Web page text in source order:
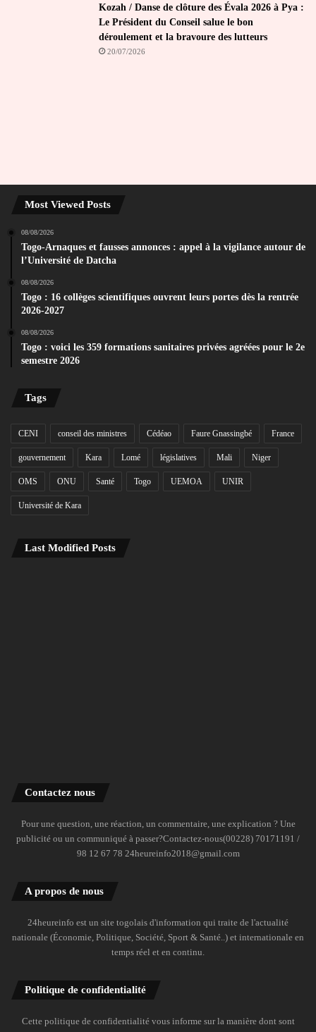
Kozah / Danse de clôture des Évala 2026 à Pya :
Le Président du Conseil salue le bon
déroulement et la bravoure des lutteurs
20/07/2026
Most Viewed Posts
08/08/2026
Togo-Arnaques et fausses annonces : appel à la vigilance autour de
l’Université de Datcha
08/08/2026
Togo : 16 collèges scientifiques ouvrent leurs portes dès la rentrée
2026-2027
08/08/2026
Togo : voici les 359 formations sanitaires privées agréées pour le 2e
semestre 2026
Tags
CENI conseil des ministres Cédéao Faure Gnassingbé France
gouvernement Kara Lomé législatives Mali Niger
OMS ONU Santé Togo UEMOA UNIR
Université de Kara
Last Modified Posts
Contactez nous
Pour une question, une réaction, un commentaire, une explication ? Une
publicité ou un communiqué à passer?Contactez-nous(00228) 70171191 /
98 12 67 78 24heureinfo2018@gmail.com
A propos de nous
24heureinfo est un site togolais d'information qui traite de l'actualité
nationale (Économie, Politique, Société, Sport & Santé..) et internationale en
temps réel et en continu.
Politique de confidentialité
Cette politique de confidentialité vous informe sur la manière dont sont